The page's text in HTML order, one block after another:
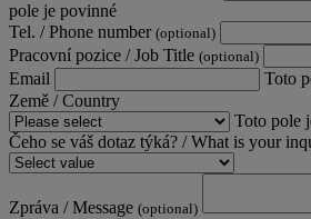
pole je povinné
Tel. / Phone number (optional)
Pracovní pozice / Job Title (optional)
Email
Toto
Země / Country
Toto pole
Čeho se váš dotaz týká? / What is your
Zpráva / Message (optional)